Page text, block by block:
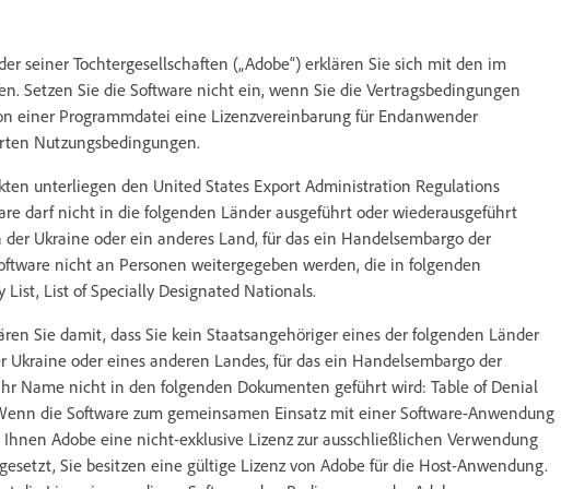
seiner Tochtergesellschaften („Adobe“) erklären Sie sich mit den im
Setzen Sie die Software nicht ein, wenn Sie die Vertragsbedingungen
einer Programmdatei eine Lizenzvereinbarung für Endanwender
Nutzungsbedingungen.
unterliegen den United States Export Administration Regulations
darf nicht in die folgenden Länder ausgeführt oder wiederausgeführt
Ukraine oder ein anderes Land, für das ein Handelsembargo der
nicht an Personen weitergegeben werden, die in folgenden
List of Specially Designated Nationals.
Sie damit, dass Sie kein Staatsangehöriger eines der folgenden Länder
oder eines anderen Landes, für das ein Handelsembargo der
Name nicht in den folgenden Dokumenten geführt wird: Table of Denial
die Software zum gemeinsamen Einsatz mit einer Software-Anwendung
Adobe eine nicht-exklusive Lizenz zur ausschließlichen Verwendung
Sie besitzen eine gültige Lizenz von Adobe für die Host-Anwendung.